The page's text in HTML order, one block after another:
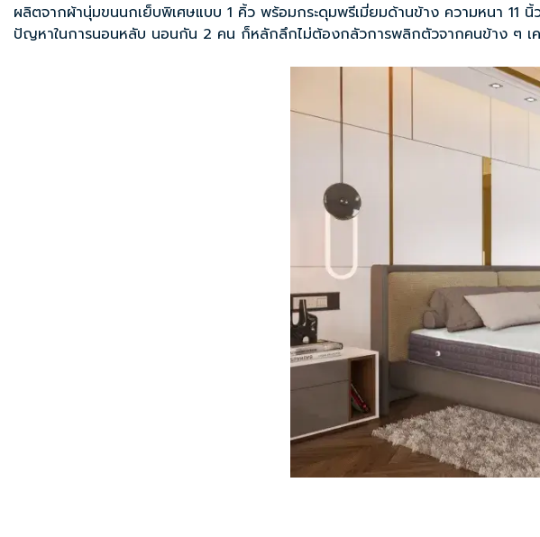
ผลิตจากผ้านุ่มขนนกเย็บพิเศษแบบ 1 คิ้ว พร้อมกระดุมพรีเมี่ยมด้านข้าง ความหนา
ปัญหาในการนอนหลับ นอนกัน 2 คน ก็หลักลึกไม่ต้องกลัวการพลิกตัวจากคนข้าง ๆ เ